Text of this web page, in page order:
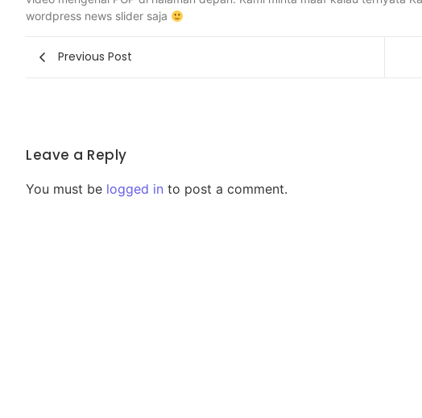
wordpress news slider saja
Previous Post
Leave a Reply
You must be logged in to post a comment.